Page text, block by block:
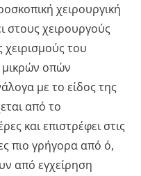
χειρουργική
στους χειρουργούς
του
οπών
με το είδος της
από το
και επιστρέφει στις
πιο γρήγορα από ό,
από εγχείρηση